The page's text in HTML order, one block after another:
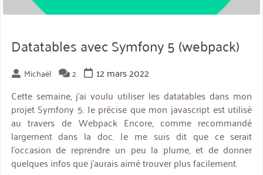
Datatables avec Symfony 5 (webpack)
Michaël 2
12 mars 2022
Cette semaine, j’ai voulu utiliser les datatables dans mon
projet Symfony 5. Je précise que mon javascript est utilisé
au travers de Webpack Encore, comme recommandé
largement dans la doc. Je me suis dit que ce serait
l’occasion de reprendre un peu la plume, et de donner
quelques infos que j’aurais aimé trouver plus facilement.